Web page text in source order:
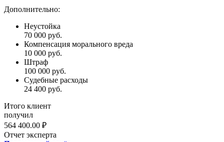
Дополнительно:
Неустойка
70 000 руб.
Компенсация морального вреда
10 000 руб.
Штраф
100 000 руб.
Судебные расходы
24 400 руб.
Итого клиент
получил
564 400.00 ₽
Отчет эксперта